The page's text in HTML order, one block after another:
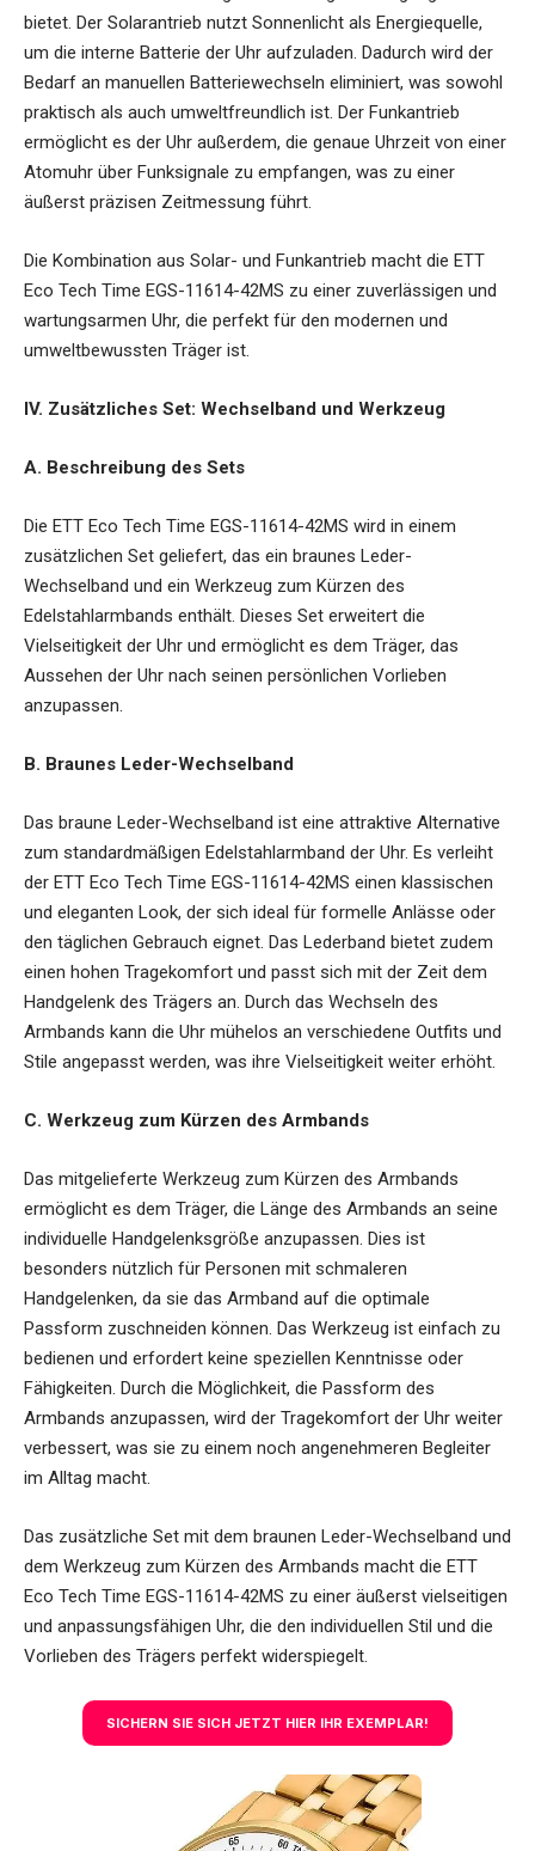
bietet. Der Solarantrieb nutzt Sonnenlicht als Energiequelle,
um die interne Batterie der Uhr aufzuladen. Dadurch wird der
Bedarf an manuellen Batteriewechseln eliminiert, was sowohl
praktisch als auch umweltfreundlich ist. Der Funkantrieb
ermöglicht es der Uhr außerdem, die genaue Uhrzeit von einer
Atomuhr über Funksignale zu empfangen, was zu einer
äußerst präzisen Zeitmessung führt.
Die Kombination aus Solar- und Funkantrieb macht die ETT
Eco Tech Time EGS-11614-42MS zu einer zuverlässigen und
wartungsarmen Uhr, die perfekt für den modernen und
umweltbewussten Träger ist.
IV. Zusätzliches Set: Wechselband und Werkzeug
A. Beschreibung des Sets
Die ETT Eco Tech Time EGS-11614-42MS wird in einem
zusätzlichen Set geliefert, das ein braunes Leder-
Wechselband und ein Werkzeug zum Kürzen des
Edelstahlarmbands enthält. Dieses Set erweitert die
Vielseitigkeit der Uhr und ermöglicht es dem Träger, das
Aussehen der Uhr nach seinen persönlichen Vorlieben
anzupassen.
B. Braunes Leder-Wechselband
Das braune Leder-Wechselband ist eine attraktive Alternative
zum standardmäßigen Edelstahlarmband der Uhr. Es verleiht
der ETT Eco Tech Time EGS-11614-42MS einen klassischen
und eleganten Look, der sich ideal für formelle Anlässe oder
den täglichen Gebrauch eignet. Das Lederband bietet zudem
einen hohen Tragekomfort und passt sich mit der Zeit dem
Handgelenk des Trägers an. Durch das Wechseln des
Armbands kann die Uhr mühelos an verschiedene Outfits und
Stile angepasst werden, was ihre Vielseitigkeit weiter erhöht.
C. Werkzeug zum Kürzen des Armbands
Das mitgelieferte Werkzeug zum Kürzen des Armbands
ermöglicht es dem Träger, die Länge des Armbands an seine
individuelle Handgelenksgröße anzupassen. Dies ist
besonders nützlich für Personen mit schmaleren
Handgelenken, da sie das Armband auf die optimale
Passform zuschneiden können. Das Werkzeug ist einfach zu
bedienen und erfordert keine speziellen Kenntnisse oder
Fähigkeiten. Durch die Möglichkeit, die Passform des
Armbands anzupassen, wird der Tragekomfort der Uhr weiter
verbessert, was sie zu einem noch angenehmeren Begleiter
im Alltag macht.
Das zusätzliche Set mit dem braunen Leder-Wechselband und
dem Werkzeug zum Kürzen des Armbands macht die ETT
Eco Tech Time EGS-11614-42MS zu einer äußerst vielseitigen
und anpassungsfähigen Uhr, die den individuellen Stil und die
Vorlieben des Trägers perfekt widerspiegelt.
SICHERN SIE SICH JETZT HIER IHR EXEMPLAR!